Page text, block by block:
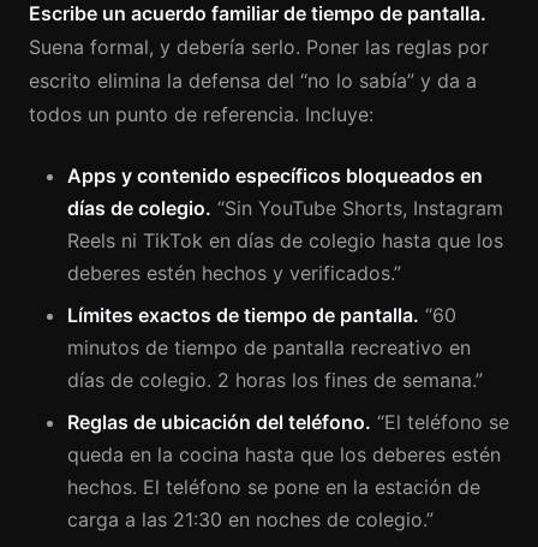
Escribe un acuerdo familiar de tiempo de pantalla.
Suena formal, y debería serlo. Poner las reglas por
escrito elimina la defensa del “no lo sabía” y da a
todos un punto de referencia. Incluye:
Apps y contenido específicos bloqueados en
días de colegio. “Sin YouTube Shorts, Instagram
Reels ni TikTok en días de colegio hasta que los
deberes estén hechos y verificados.”
Límites exactos de tiempo de pantalla. “60
minutos de tiempo de pantalla recreativo en
días de colegio. 2 horas los fines de semana.”
Reglas de ubicación del teléfono. “El teléfono se
queda en la cocina hasta que los deberes estén
hechos. El teléfono se pone en la estación de
carga a las 21:30 en noches de colegio.”